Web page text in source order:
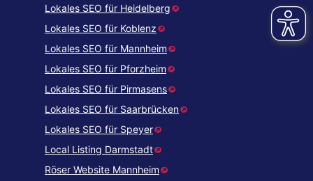
Lokales SEO für Heidelberg
Lokales SEO für Koblenz
Lokales SEO für Mannheim
Lokales SEO für Pforzheim
Lokales SEO für Pirmasens
Lokales SEO für Saarbrücken
Lokales SEO für Speyer
Local Listing Darmstadt
Röser Website Mannheim